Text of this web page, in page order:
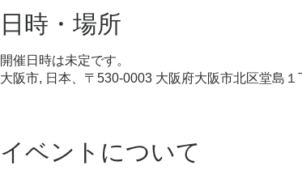
日時・場所
開催日時は未定です。
大阪市, 日本、〒530-0003 大阪府大阪市北区堂島
イベントについて